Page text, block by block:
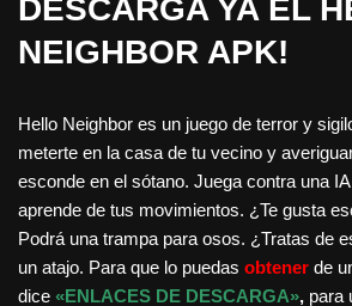
DESCARGA YA EL
NEIGHBOR APK!
Hello Neighbor es un juego de terror y
meterte en la casa de tu vecino y
esconde en el sótano. Juega contra una
aprende de tus movimientos. ¿Te gusta
Podrá una trampa para osos. ¿Tratas de
un atajo. Para que lo puedas obtener de
dice «ENLACES DE DESCARGA», para